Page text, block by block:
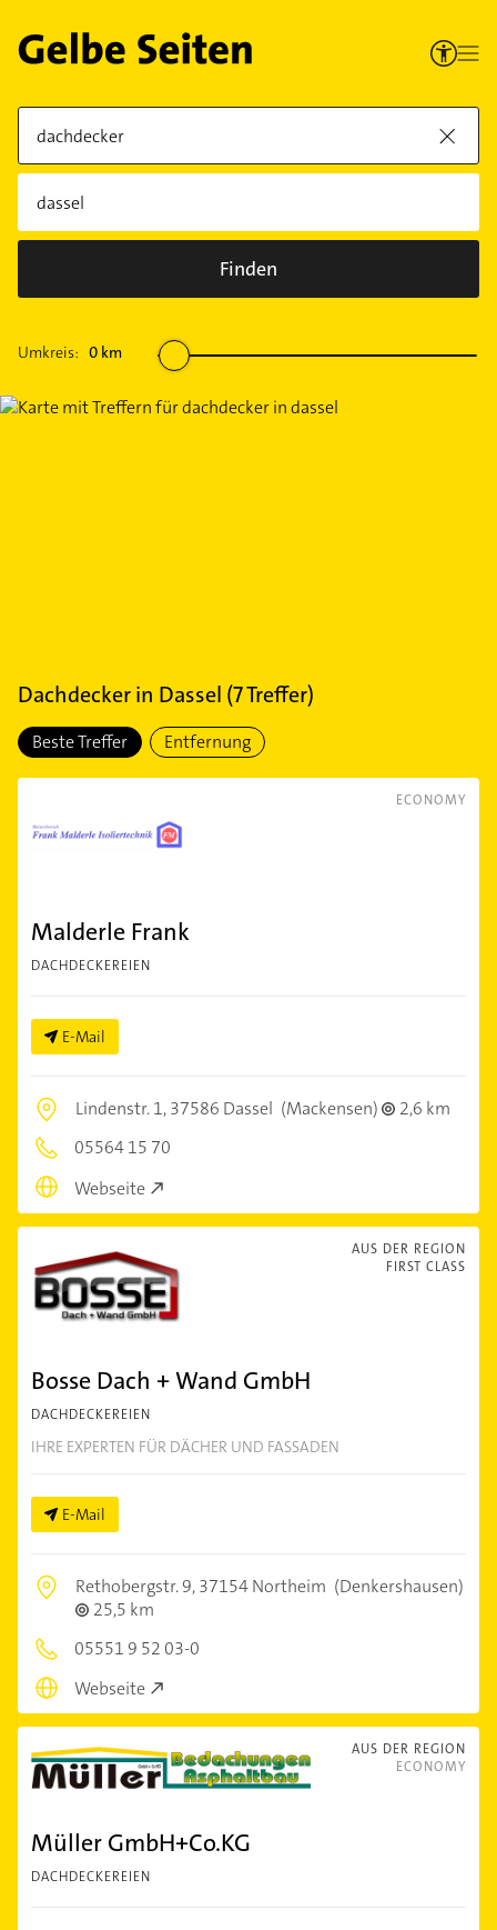
Finden
Umkreis: 0 km
Dachdeckerin Dassel (7Treffer)
Beste Treffer Entfernung
ECONOMY
Malderle Frank
DACHDECKEREIEN
E-Mail
Lindenstr. 1,37586 Dassel (Mackensen)
2,6 km
05564 15 70
Webseite
AUS DER REGION
FIRST CLASS
Bosse Dach + Wand GmbH
DACHDECKEREIEN
IHRE EXPERTEN FÜR DÄCHER UND FASSADEN
E-Mail
Rethobergstr. 9,37154 Northeim (Denkershausen)
25,5 km
05551 9 52 03-0
Webseite
AUS DER REGION
ECONOMY
Müller GmbH+Co.KG
DACHDECKEREIEN